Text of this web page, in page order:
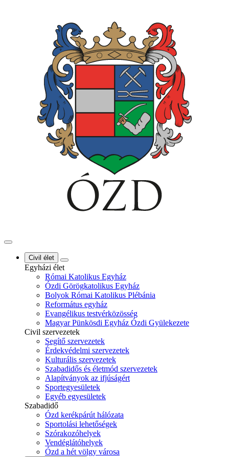
Civil élet
Egyházi élet
Római Katolikus Egyház
Ózdi Görögkatolikus Egyház
Bolyok Római Katolikus Plébánia
Református egyház
Evangélikus testvérközösség
Magyar Pünkösdi Egyház Ózdi Gyülekezete
Civil szervezetek
Segítő szervezetek
Érdekvédelmi szervezetek
Kulturális szervezetek
Szabadidős és életmód szervezetek
Alapítványok az ifjúságért
Sportegyesületek
Egyéb egyesületek
Szabadidő
Ózd kerékpárút hálózata
Sportolási lehetőségek
Szórakozóhelyek
Vendéglátóhelyek
Ózd a hét völgy városa